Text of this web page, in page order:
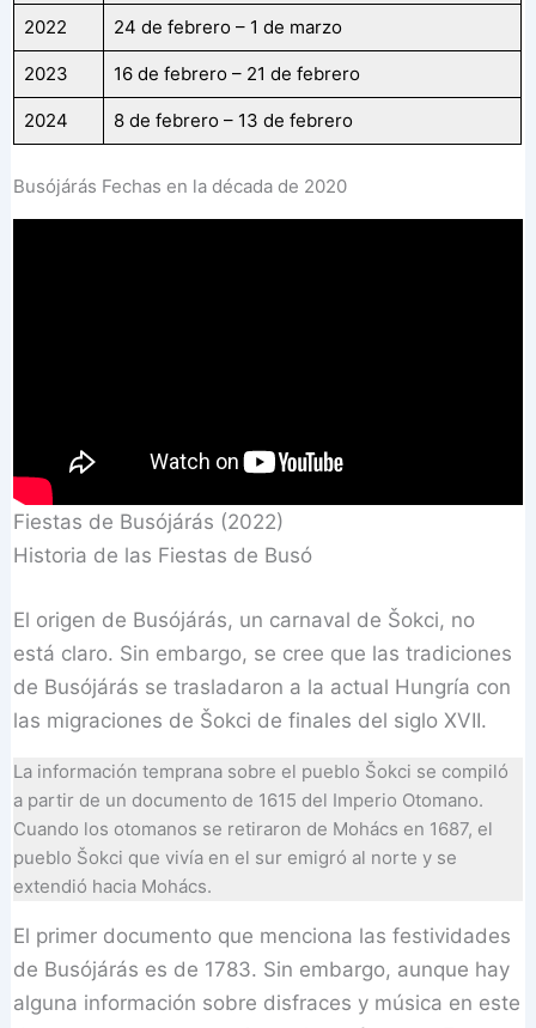
2022 24 de febrero – 1 de marzo
2023 16 de febrero – 21 de febrero
2024 8 de febrero – 13 de febrero
Busójárás Fechas en la década de 2020
Fiestas de Busójárás (2022)
Historia de las Fiestas de Busó
El origen de Busójárás, un carnaval de Šokci, no
está claro. Sin embargo, se cree que las tradiciones
de Busójárás se trasladaron a la actual Hungría con
las migraciones de Šokci de finales del siglo XVII.
La información temprana sobre el pueblo Šokci se compiló
a partir de un documento de 1615 del Imperio Otomano.
Cuando los otomanos se retiraron de Mohács en 1687, el
pueblo Šokci que vivía en el sur emigró al norte y se
extendió hacia Mohács.
El primer documento que menciona las festividades
de Busójárás es de 1783. Sin embargo, aunque hay
alguna información sobre disfraces y música en este